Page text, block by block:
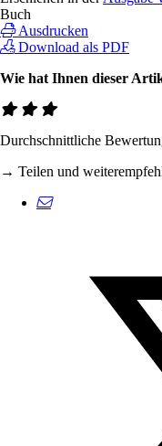
Buch
Ausdrucken
Download als PDF
Wie hat Ihnen dieser
Durchschnittliche
→ Teilen und